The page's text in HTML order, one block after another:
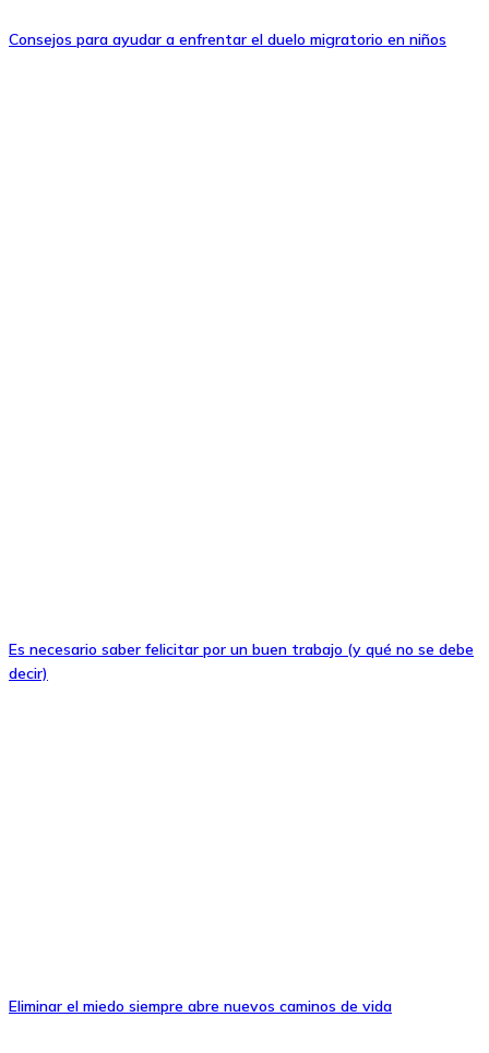
Consejos para ayudar a enfrentar el duelo migratorio en niños
Es necesario saber felicitar por un buen trabajo (y qué no se debe
decir)
Eliminar el miedo siempre abre nuevos caminos de vida